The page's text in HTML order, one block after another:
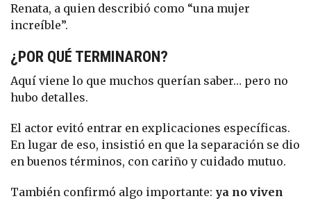
Renata, a quien describió como “una mujer
increíble”.
¿POR QUÉ TERMINARON?
Aquí viene lo que muchos querían saber… pero no
hubo detalles.
El actor evitó entrar en explicaciones específicas.
En lugar de eso, insistió en que la separación se dio
en buenos términos, con cariño y cuidado mutuo.
También confirmó algo importante: ya no viven